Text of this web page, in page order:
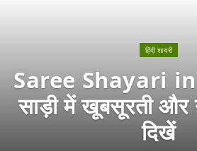
हिंदी शायरी
Saree Shayari
साड़ी में खूबसूरती और
दिखें